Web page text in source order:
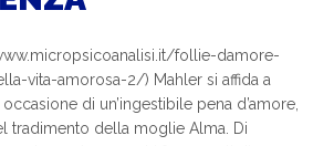
follie-damore-
vita-amorosa-2/) Mahler si affida a
occasione di un’ingestibile pena d’amore,
tradimento della moglie Alma. Di